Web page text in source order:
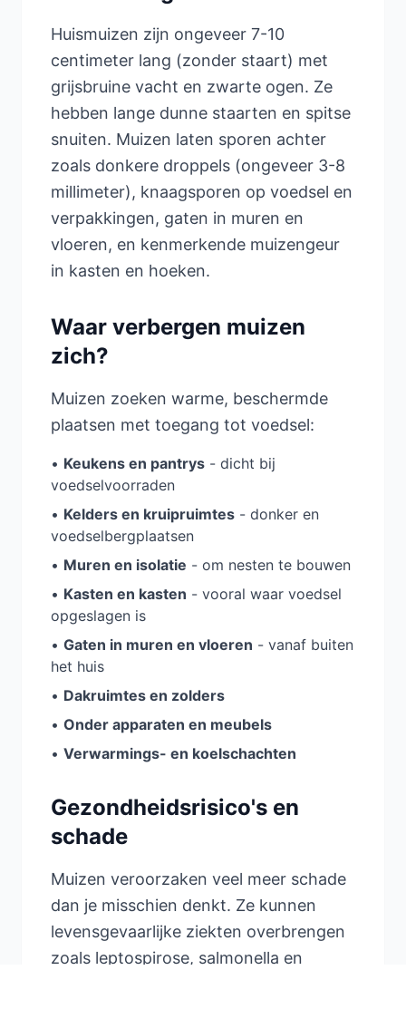
Huismuizen zijn ongeveer 7-10
centimeter lang (zonder staart) met
grijsbruine vacht en zwarte ogen. Ze
hebben lange dunne staarten en spitse
snuiten. Muizen laten sporen achter
zoals donkere droppels (ongeveer 3-8
millimeter), knaagsporen op voedsel en
verpakkingen, gaten in muren en
vloeren, en kenmerkende muizengeur
in kasten en hoeken.
Waar verbergen muizen
zich?
Muizen zoeken warme, beschermde
plaatsen met toegang tot voedsel:
• Keukens en pantrys - dicht bij
voedselvoorraden
• Kelders en kruipruimtes - donker en
voedselbergplaatsen
• Muren en isolatie - om nesten te bouwen
• Kasten en kasten - vooral waar voedsel
opgeslagen is
• Gaten in muren en vloeren - vanaf buiten
het huis
• Dakruimtes en zolders
• Onder apparaten en meubels
• Verwarmings- en koelschachten
Gezondheidsrisico's en
schade
Muizen veroorzaken veel meer schade
dan je misschien denkt. Ze kunnen
levensgevaarlijke ziekten overbrengen
zoals leptospirose, salmonella en